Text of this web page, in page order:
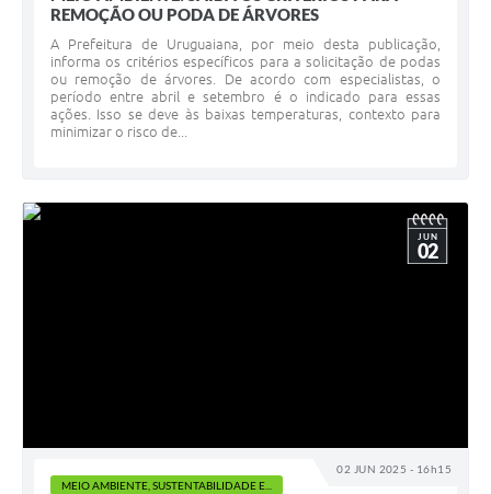
REMOÇÃO OU PODA DE ÁRVORES
A Prefeitura de Uruguaiana, por meio desta publicação,
informa os critérios específicos para a solicitação de podas
ou remoção de árvores. De acordo com especialistas, o
período entre abril e setembro é o indicado para essas
ações. Isso se deve às baixas temperaturas, contexto para
minimizar o risco de...
02 JUN 2025 - 16h15
JUN
02
MEIO AMBIENTE, SUSTENTABILIDADE E...